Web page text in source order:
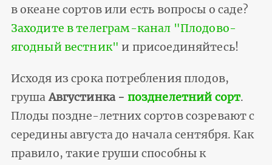
в океане сортов или есть вопросы о саде?
Заходите в телеграм-канал "Плодово-
ягодный вестник" и присоединяйтесь!
Исходя из срока потребления плодов,
грушаАвгустинка - позднелетний сорт.
Плоды поздне-летних сортов созревают с
середины августа до начала сентября. Как
правило, такие груши способны к